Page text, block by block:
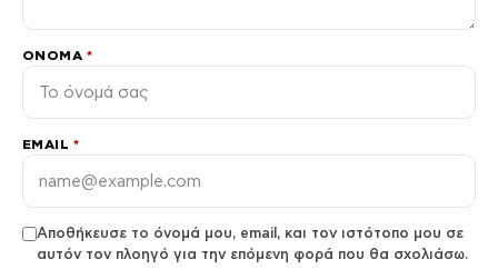
ΌΝΟΜΑ *
EMAIL *
Αποθήκευσε το όνομά μου, email, και τον ιστότοπο μου σε
αυτόν τον πλοηγό για την επόμενη φορά που θα σχολιάσω.